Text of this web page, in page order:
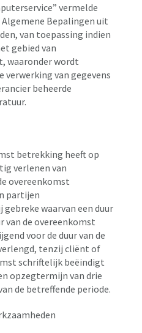
vermelde
Bepalingen uit
van toepassing indien
gebied van
waaronder wordt
verwerking van gegevens
beheerde
betrekking heeft op
verlenen van
overeenkomst
partijen
waarvan een duur
van de overeenkomst
voor de duur van de
tenzij cliënt of
schriftelijk beëindigt
opzegtermijn van drie
de betreffende periode.